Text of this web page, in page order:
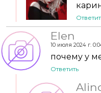
Elen
10 июля 2024 г.
почему у
Ответить